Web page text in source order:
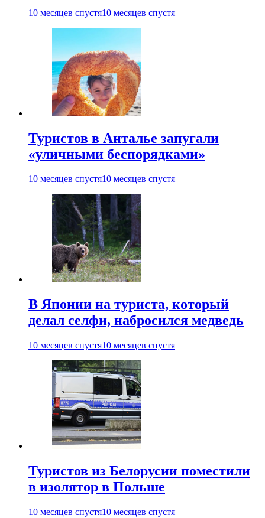
10 месяцев спустя10 месяцев спустя
Туристов в Анталье запугали
«уличными беспорядками»
10 месяцев спустя10 месяцев спустя
В Японии на туриста, который
делал селфи, набросился медведь
10 месяцев спустя10 месяцев спустя
Туристов из Белорусии поместили
в изолятор в Польше
10 месяцев спустя10 месяцев спустя